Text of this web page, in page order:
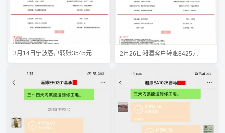
3月14日宁波客户转账3545元 2月26日湘潭客户转账8425元